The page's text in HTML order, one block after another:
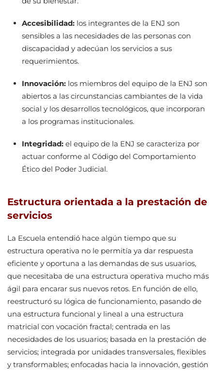
Accesibilidad: los integrantes de la ENJ son
sensibles a las necesidades de las personas con
discapacidad y adecúan los servicios a sus
requerimientos.
Innovación: los miembros del equipo de la ENJ son
abiertos a las circunstancias cambiantes de la vida
social y los desarrollos tecnológicos, que incorporan
a los programas institucionales.
Integridad: el equipo de la ENJ se caracteriza por
actuar conforme al Código del Comportamiento
Ético del Poder Judicial.
Estructura orientada a la prestación de
servicios
La Escuela entendió hace algún tiempo que su
estructura operativa no le permitía ya dar respuesta
eficiente y oportuna a las demandas de sus usuarios,
que necesitaba de una estructura operativa mucho más
ágil para encarar sus nuevos retos. En función de ello,
reestructuró su lógica de funcionamiento, pasando de
una estructura funcional y lineal a una estructura
matricial con vocación fractal; centrada en las
necesidades de los usuarios; basada en la prestación de
servicios; integrada por unidades transversales, flexibles
y transformables; enfocadas hacia la innovación, gestión